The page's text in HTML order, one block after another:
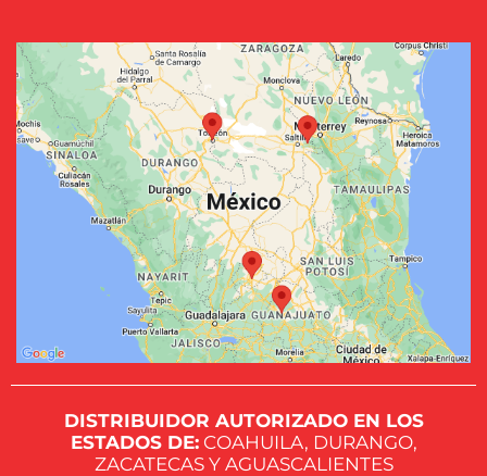
DISTRIBUIDOR AUTORIZADO EN LOS
ESTADOS DE:COAHUILA, DURANGO,
ZACATECAS Y AGUASCALIENTES